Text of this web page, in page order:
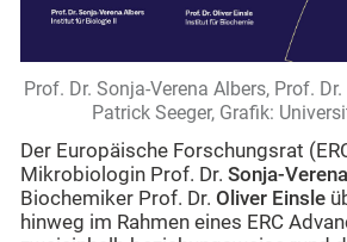
Prof. Dr. Sonja-Verena Albers, Prof.
Patrick Seeger, Grafik:
Der Europäische Forschungsrat
Mikrobiologin Prof. Dr. Sonja-
Biochemiker Prof. Dr. Oliver Einsle
hinweg im Rahmen eines ERC